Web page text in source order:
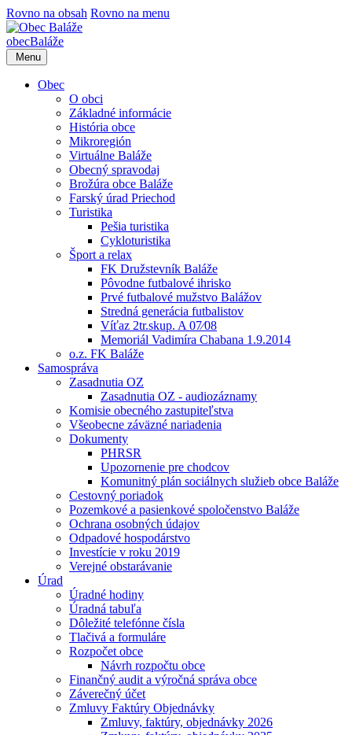
Rovno na obsah Rovno na menu
obecBaláže
Menu
Obec
O obci
Základné informácie
História obce
Mikroregión
Virtuálne Baláže
Obecný spravodaj
Brožúra obce Baláže
Farský úrad Priechod
Turistika
Pešia turistika
Cykloturistika
Šport a relax
FK Družstevník Baláže
Pôvodne futbalové ihrisko
Prvé futbalové mužstvo Balážov
Stredná generácia futbalistov
Víťaz 2tr.skup. A 07⁄08
Memoriál Vadimíra Chabana 1.9.2014
o.z. FK Baláže
Samospráva
Zasadnutia OZ
Zasadnutia OZ - audiozáznamy
Komisie obecného zastupiteľstva
Všeobecne záväzné nariadenia
Dokumenty
PHRSR
Upozornenie pre chodcov
Komunitný plán sociálnych služieb obce Baláže
Cestovný poriadok
Pozemkové a pasienkové spoločenstvo Baláže
Ochrana osobných údajov
Odpadové hospodárstvo
Investície v roku 2019
Verejné obstarávanie
Úrad
Úradné hodiny
Úradná tabuľa
Dôležité telefónne čísla
Tlačivá a formuláre
Rozpočet obce
Návrh rozpočtu obce
Finančný audit a výročná správa obce
Záverečný účet
Zmluvy Faktúry Objednávky
Zmluvy, faktúry, objednávky 2026